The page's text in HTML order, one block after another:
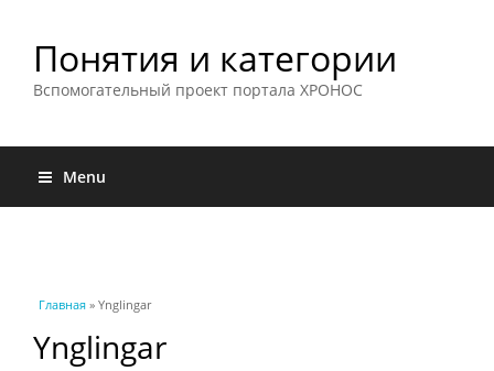
Понятия и категории
Вспомогательный проект портала ХРОНОС
Menu
Вы здесь
Главная » Ynglingar
Ynglingar